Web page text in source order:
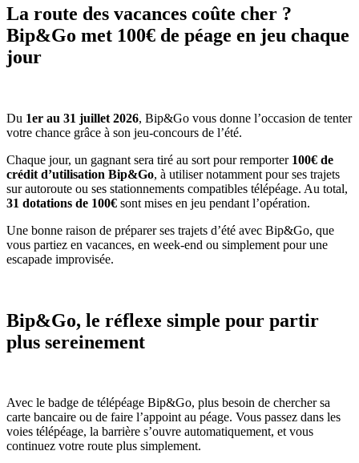
La route des vacances coûte cher ?
Bip&Go met 100€ de péage en jeu chaque
jour
Du 1er au 31 juillet 2026, Bip&Go vous donne l’occasion de tenter
votre chance grâce à son jeu-concours de l’été.
Chaque jour, un gagnant sera tiré au sort pour remporter 100€ de
crédit d’utilisation Bip&Go, à utiliser notamment pour ses trajets
sur autoroute ou ses stationnements compatibles télépéage. Au total,
31 dotations de 100€ sont mises en jeu pendant l’opération.
Une bonne raison de préparer ses trajets d’été avec Bip&Go, que
vous partiez en vacances, en week-end ou simplement pour une
escapade improvisée.
Bip&Go, le réflexe simple pour partir
plus sereinement
Avec le badge de télépéage Bip&Go, plus besoin de chercher sa
carte bancaire ou de faire l’appoint au péage. Vous passez dans les
voies télépéage, la barrière s’ouvre automatiquement, et vous
continuez votre route plus simplement.